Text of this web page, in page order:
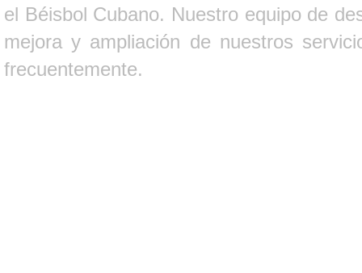
el Béisbol Cubano. Nuestro equipo de
mejora y ampliación de nuestros
frecuentemente.